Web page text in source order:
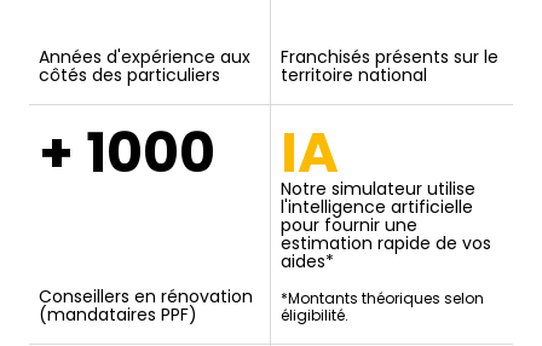
Années d'expérience aux
côtés des particuliers
Franchisés présents sur le
territoire national
+ 1000
Conseillers en rénovation
(mandataires PPF)
IA
Notre simulateur utilise
l'intelligence artificielle
pour fournir une
estimation rapide de vos
aides*
*Montants théoriques selon
éligibilité.